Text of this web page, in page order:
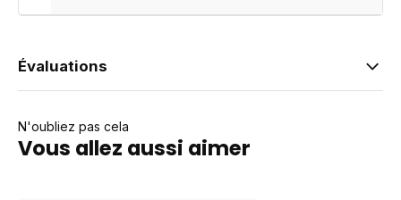
Évaluations
N'oubliez pas cela
Vous allez aussi aimer